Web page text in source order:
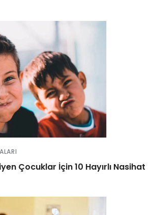
Çocuklar İçin 10 Hayırlı Nasihat